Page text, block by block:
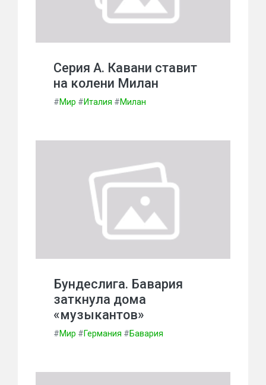
Серия А. Кавани ставит
на колени Милан
#Мир #Италия #Милан
Бундеслига. Бавария
заткнула дома
«музыкантов»
#Мир #Германия #Бавария